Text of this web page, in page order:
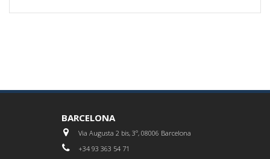
BARCELONA
Via Augusta 2 bis, 3º, 08006 Barcelona
+34 93 363 54 71